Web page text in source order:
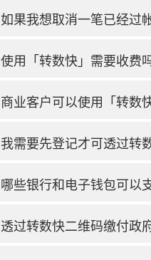
如果我想取消一笔已经过
使用「转数快」需要收费
商业客户可以使用「转数
我需要先登记才可透过转
哪些银行和电子钱包可以
透过转数快二维码缴付政